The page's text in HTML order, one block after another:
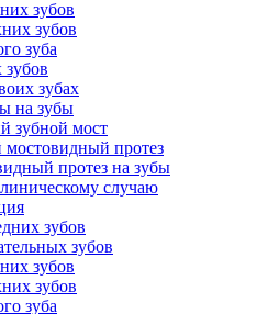
зубов
зубов
зуба
зубов
зубах
на зубы
зубной мост
протез
протез на зубы
случаю
зубов
зубов
зубов
зубов
зуба